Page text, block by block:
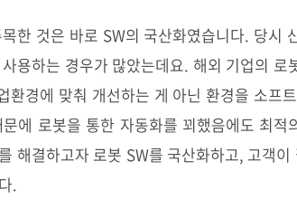
한 것은 바로 SW의 국산화였습니다. 당시
용하는 경우가 많았는데요. 해외 기업의
환경에 맞춰 개선하는 게 아닌 환경을 소프
에 로봇을 통한 자동화를 꾀했음에도 최
해결하고자 로봇 SW를 국산화하고, 고객
.